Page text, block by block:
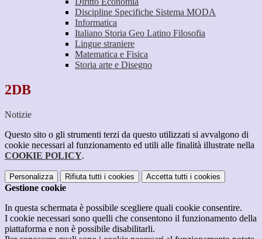
Discipline Specifiche Sistema MODA
Informatica
Italiano Storia Geo Latino Filosofia
Lingue straniere
Matematica e Fisica
Storia arte e Disegno
2DB
Notizie
Questo sito o gli strumenti terzi da questo utilizzati si avvalgono di
cookie necessari al funzionamento ed utili alle finalità illustrate nella
COOKIE POLICY.
Personalizza Rifiuta tutti i cookies Accetta tutti i cookies
Gestione cookie
In questa schermata è possibile scegliere quali cookie consentire.
I cookie necessari sono quelli che consentono il funzionamento della
piattaforma e non è possibile disabilitarli.